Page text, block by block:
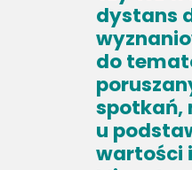
dystans
do
spotkań,
u
wartości